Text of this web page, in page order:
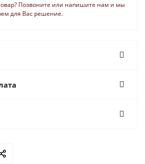
Позвоните или напишите нам и мы
для Вас решение.